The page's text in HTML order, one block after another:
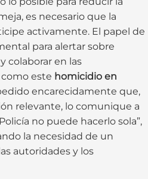
es necesario que la
activamente. El papel de
para alertar sobre
colaborar en las
este homicidio en
encarecidamente que,
relevante, lo comunique a
no puede hacerlo sola”,
la necesidad de un
autoridades y los